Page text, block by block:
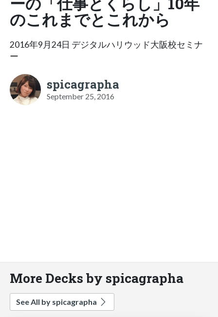
のこれまでとこれから
2016年9月24日 デジタルハリウッド大阪校セミナ
ー
spicagrapha
September 25, 2016
More Decks by spicagrapha
See All by spicagrapha